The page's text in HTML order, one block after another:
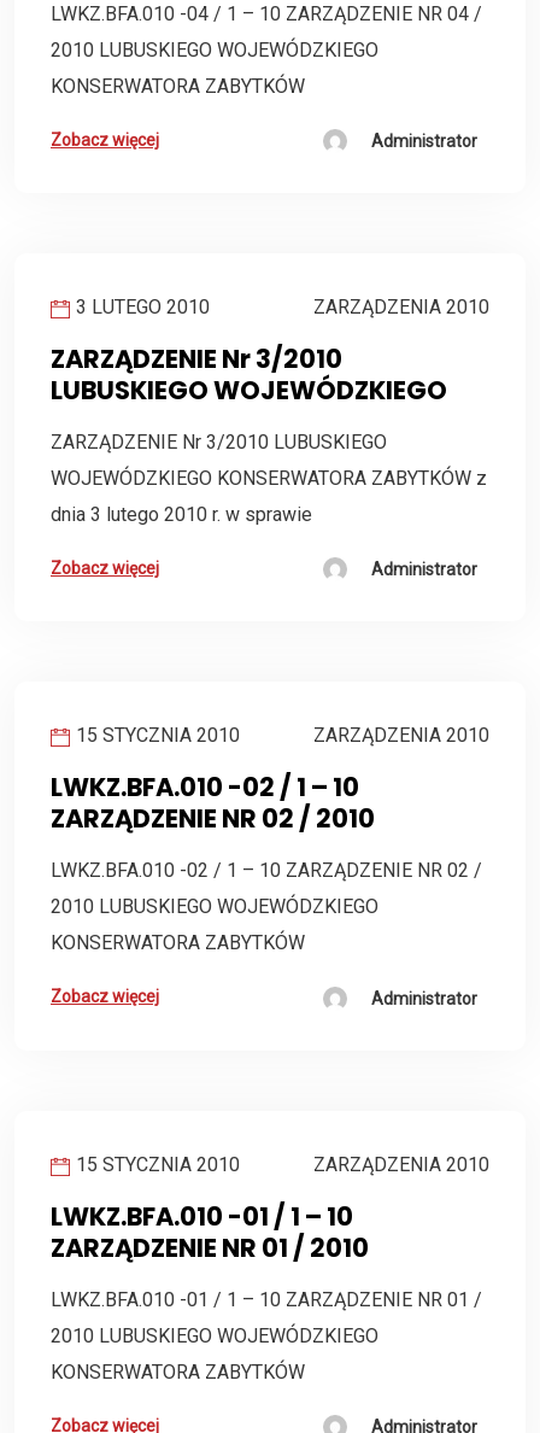
LWKZ.BFA.010 -04 / 1 – 10 ZARZĄDZENIE NR 04 /
2010 LUBUSKIEGO WOJEWÓDZKIEGO
KONSERWATORA ZABYTKÓW
Zobacz więcej Administrator
3 LUTEGO 2010 ZARZĄDZENIA 2010
ZARZĄDZENIE Nr 3/2010
LUBUSKIEGO WOJEWÓDZKIEGO
ZARZĄDZENIE Nr 3/2010 LUBUSKIEGO
WOJEWÓDZKIEGO KONSERWATORA ZABYTKÓW z
dnia 3 lutego 2010 r. w sprawie
Zobacz więcej Administrator
15 STYCZNIA 2010 ZARZĄDZENIA 2010
LWKZ.BFA.010 -02 / 1 – 10
ZARZĄDZENIE NR 02 / 2010
LWKZ.BFA.010 -02 / 1 – 10 ZARZĄDZENIE NR 02 /
2010 LUBUSKIEGO WOJEWÓDZKIEGO
KONSERWATORA ZABYTKÓW
Zobacz więcej Administrator
15 STYCZNIA 2010 ZARZĄDZENIA 2010
LWKZ.BFA.010 -01 / 1 – 10
ZARZĄDZENIE NR 01 / 2010
LWKZ.BFA.010 -01 / 1 – 10 ZARZĄDZENIE NR 01 /
2010 LUBUSKIEGO WOJEWÓDZKIEGO
KONSERWATORA ZABYTKÓW
Zobacz więcej Administrator